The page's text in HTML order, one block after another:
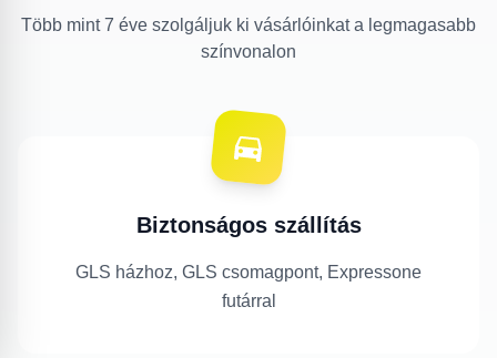
Több mint 7 éve szolgáljuk ki vásárlóinkat a legmagasabb
színvonalon
Biztonságos szállítás
GLS házhoz, GLS csomagpont, Expressone
futárral